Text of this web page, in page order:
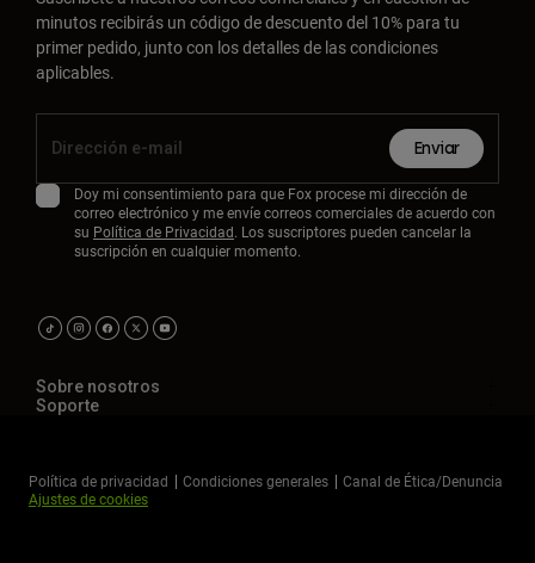
minutos recibirás un código de descuento del 10% para tu
primer pedido, junto con los detalles de las condiciones
aplicables.
Enviar
Doy mi consentimiento para que Fox procese mi dirección de
correo electrónico y me envíe correos comerciales de acuerdo con
su Política de Privacidad. Los suscriptores pueden cancelar la
suscripción en cualquier momento.
Sobre nosotros
Soporte
Política de privacidad Condiciones generales
Canal de Ética/Denuncia
Ajustes de cookies